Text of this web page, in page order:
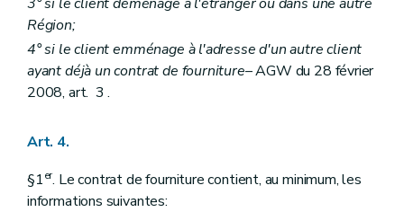
Région;
4° si le client emménage à l'adresse d'un autre client
ayant déjà un contrat de fourniture– AGW du 28 février
2008, art. 3 .
Art. 4.
§1er. Le contrat de fourniture contient, au minimum, les
informations suivantes: